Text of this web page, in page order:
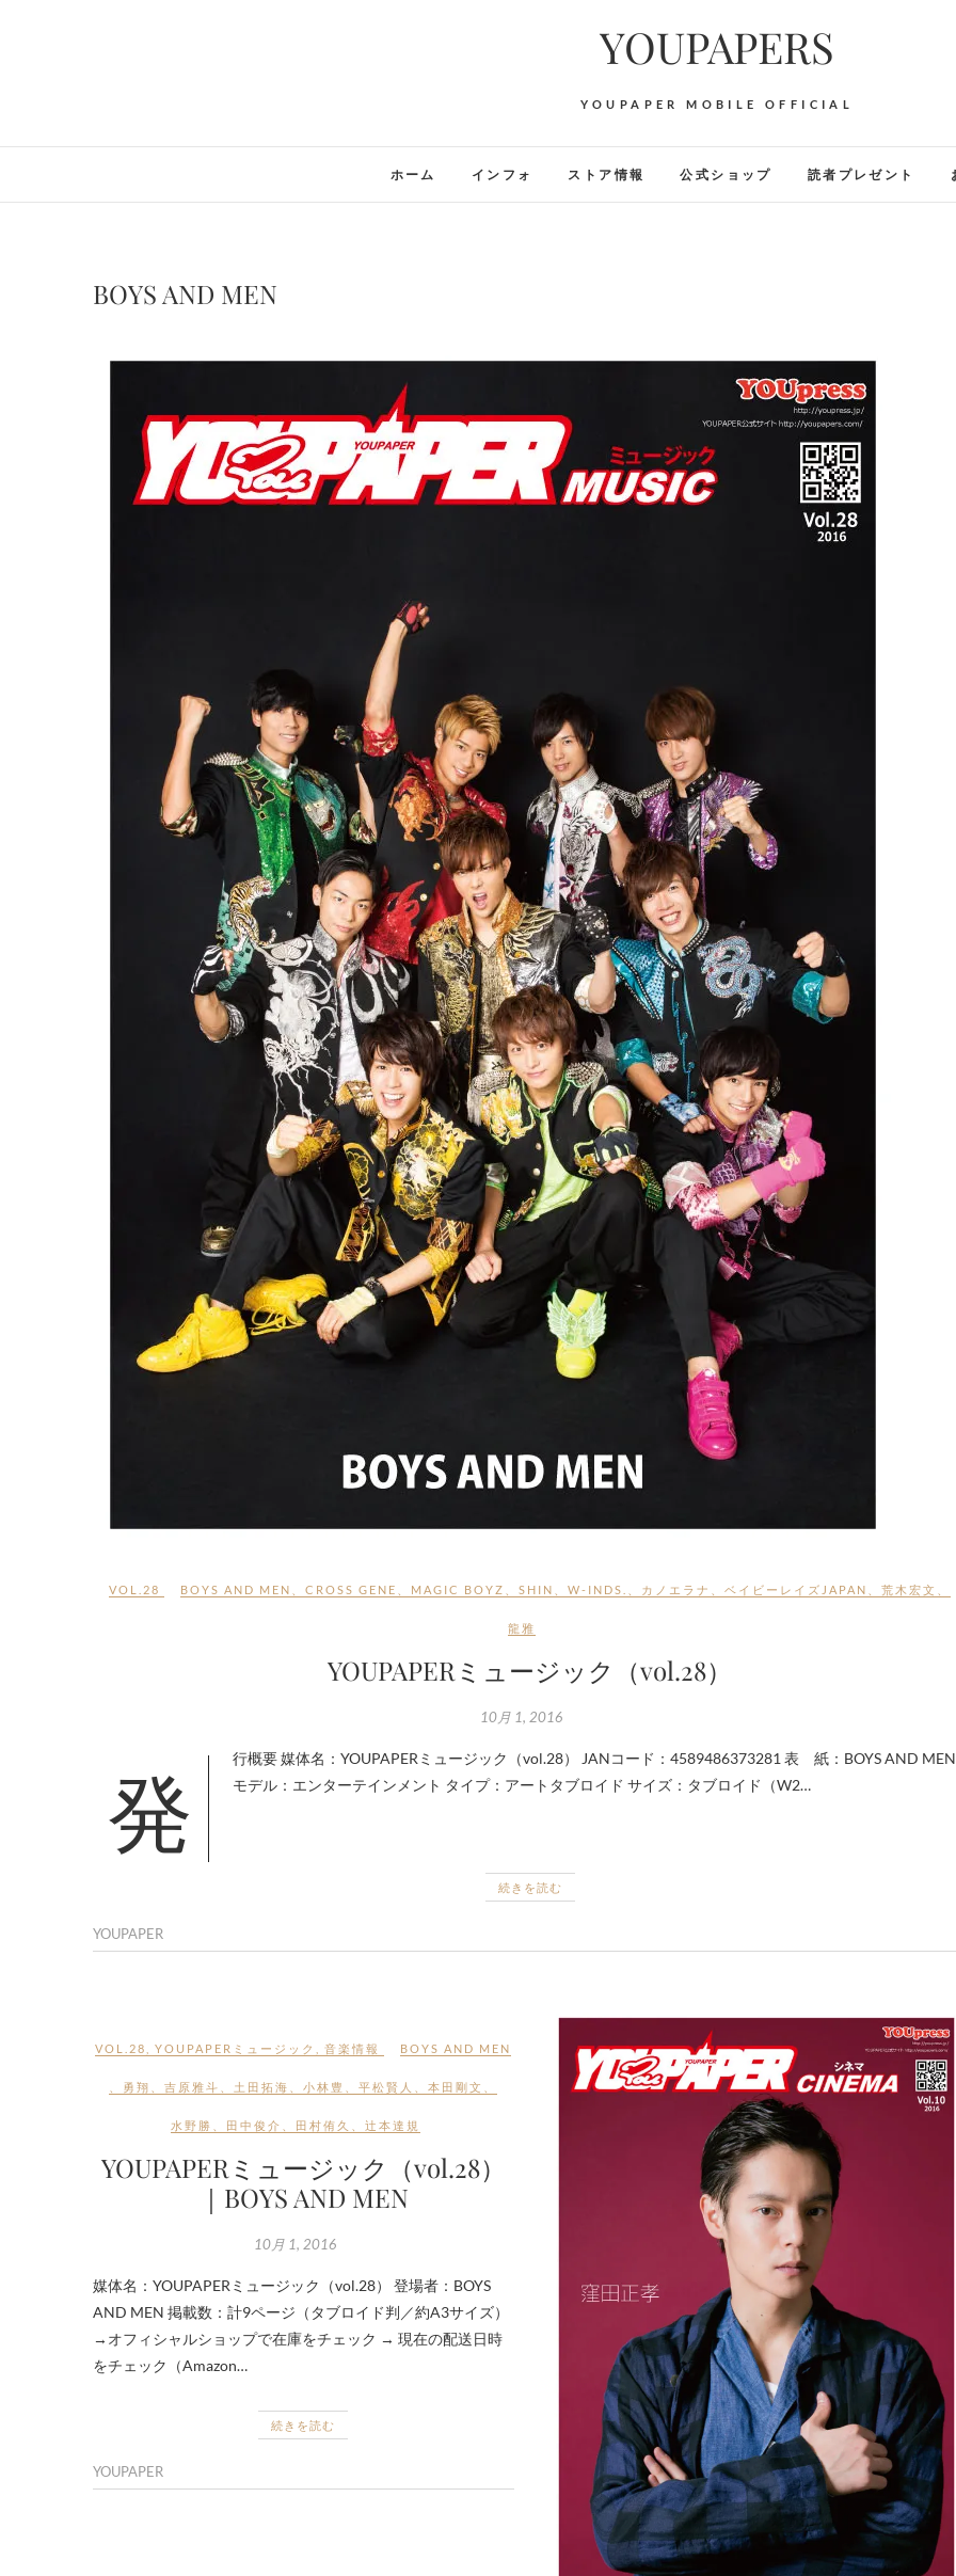
YOUPAPERS
YOUPAPER MOBILE OFFICIAL
ホーム インフォ ストア情報 公式ショップ 読者プレゼント
BOYS AND MEN
VOL.28 BOYS AND MEN CROSS GENE MAGIC BOYZ SHIN W-INDS. カノエラナ ベイビーレイズJAPAN 荒木宏文
龍雅
YOUPAPERミュージック（vol.28）
10月 1, 2016
発行概要 媒体名：YOUPAPERミュージック（vol.28） JANコード：4589486373281 表 紙：BOYS AND MEN モデル：エンターテインメント タイプ：アートタブロイド サイズ：タブロイド（W2…
続きを読む
YOUPAPER
VOL.28 ,YOUPAPERミュージック ,音楽情報 BOYS AND MEN
勇翔 、吉原雅斗 土田拓海 、小林豊 、平松賢人 、本田剛文
水野勝 田中俊介 田村侑久 辻本達規
YOUPAPERミュージック（vol.28）
｜BOYS AND MEN
10月 1, 2016
媒体名：YOUPAPERミュージック（vol.28） 登場者：BOYS
AND MEN 掲載数：計9ページ（タブロイド判／約A3サイズ）
→オフィシャルショップで在庫をチェック → 現在の配送日時
をチェック（Amazon…
続きを読む
YOUPAPER